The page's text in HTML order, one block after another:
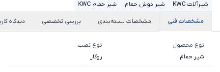
شیرآلات KWC شیر دوش حمام شیر حمام KWC
مشخصات فنی مشخصات بسته‌بندی بررسی تخصصی دیدگاه
نوع محصول
شیر حمام
نوع نصب
روکار